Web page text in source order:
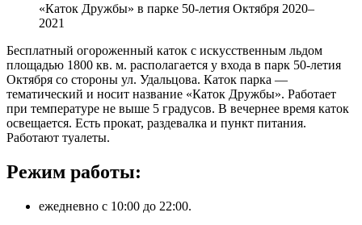
«Каток Дружбы» в парке 50-летия Октября 2020–
2021
Бесплатный огороженный каток с искусственным льдом
площадью 1800 кв. м. располагается у входа в парк 50-летия
Октября со стороны ул. Удальцова. Каток парка —
тематический и носит название «Каток Дружбы». Работает
при температуре не выше 5 градусов. В вечернее время каток
освещается. Есть прокат, раздевалка и пункт питания.
Работают туалеты.
Режим работы:
ежедневно с 10:00 до 22:00.